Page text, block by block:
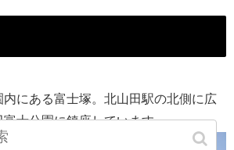
内にある富士塚。北山田駅の北側に広
士公園に鎮座しています。